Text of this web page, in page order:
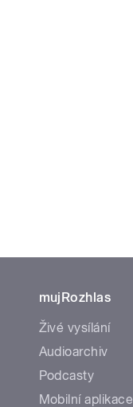
mujRozhlas
Živé vysílání
Audioarchiv
Podcasty
Mobilní aplikace